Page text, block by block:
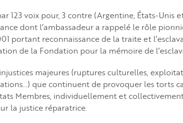
123 voix pour, 3 contre (Argentine, États-Unis
dont l’ambassadeur a rappelé le rôle
portant reconnaissance de la traite et
de la Fondation pour la mémoire de
majeures (ruptures culturelles,
que continuent de provoquer les torts
Membres, individuellement et
la justice réparatrice.